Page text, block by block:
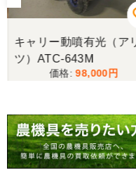
キャリー動噴有光（ア
ツ）ATC-643M
98,000